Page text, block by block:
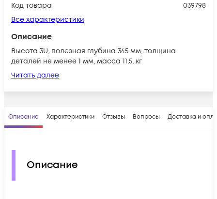
Код товара
039798
Все характеристики
Описание
Высота 3U, полезная глубина 345 мм, толщина
деталей не менее 1 мм, масса 11,5, кг
Читать далее
Описание Характеристики Отзывы Вопросы Доставка и
Описание